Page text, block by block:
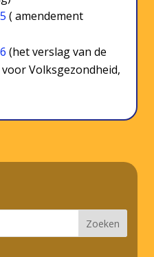
( amendement
(het verslag van de
Volksgezondheid,